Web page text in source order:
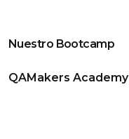
Nuestro Bootcamp
QAMakers Academy